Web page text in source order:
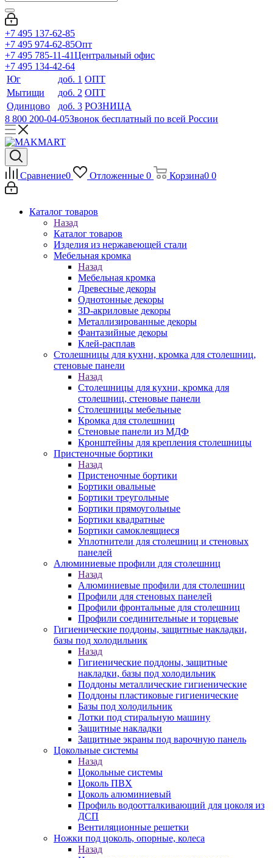
+7 495 137-62-85
+7 495 974-62-85Опт
+7 495 785-11-41Центральный офис
+7 495 134-42-64
Юг
доб. 1 ОПТ
Мытищи
доб. 2 ОПТ
Одинцово
доб. 3 РОЗНИЦА
8 800 200-04-05Звонок бесплатный по всей России
Сравнение0 Отложенные 0 Корзина0 0
Каталог товаров
Назад
Каталог товаров
Изделия из нержавеющей стали
Мебельная кромка
Назад
Мебельная кромка
Древесные декоры
Однотонные декоры
3D-акриловые декоры
Металлизированные декоры
Фантазийные декоры
Клей-расплав
Столешницы для кухни, кромка для столешниц,
стеновые панели
Назад
Столешницы для кухни, кромка для
столешниц, стеновые панели
Столешницы мебельные
Кромка для столешниц
Стеновые панели из МДФ
Кронштейны для крепления столешницы
Пристеночные бортики
Назад
Пристеночные бортики
Бортики овальные
Бортики треугольные
Бортики прямоугольные
Бортики квадратные
Бортики самоклеящиеся
Уплотнители для столешниц и стеновых
панелей
Алюминиевые профили для столешниц
Назад
Алюминиевые профили для столешниц
Профили для стеновых панелей
Профили фронтальные для столешниц
Профили соединительные и торцевые
Гигиенические поддоны, защитные накладки,
базы под холодильник
Назад
Гигиенические поддоны, защитные
накладки, базы под холодильник
Поддоны металлические гигиенические
Поддоны пластиковые гигиенические
Базы под холодильник
Лотки под стиральную машину
Защитные накладки
Защитные экраны под варочную панель
Цокольные системы
Назад
Цокольные системы
Цоколь ПВХ
Цоколь алюминиевый
Профиль водоотталкивающий для цоколя из
ДСП
Вентиляционные решетки
Ножки под цоколь, опорные, колеса
Назад